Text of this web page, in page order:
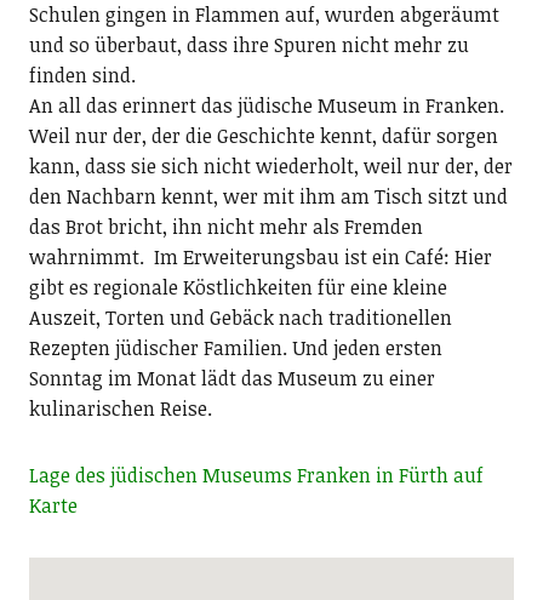
Schulen gingen in Flammen auf, wurden abgeräumt
und so überbaut, dass ihre Spuren nicht mehr zu
finden sind.
An all das erinnert das jüdische Museum in Franken.
Weil nur der, der die Geschichte kennt, dafür sorgen
kann, dass sie sich nicht wiederholt, weil nur der, der
den Nachbarn kennt, wer mit ihm am Tisch sitzt und
das Brot bricht, ihn nicht mehr als Fremden
wahrnimmt. Im Erweiterungsbau ist ein Café: Hier
gibt es regionale Köstlichkeiten für eine kleine
Auszeit, Torten und Gebäck nach traditionellen
Rezepten jüdischer Familien. Und jeden ersten
Sonntag im Monat lädt das Museum zu einer
kulinarischen Reise.
Lage des jüdischen Museums Franken in Fürth auf
Karte